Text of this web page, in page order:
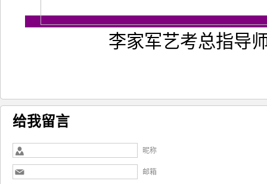
李家军艺考总指导
给我留言
昵称
邮箱